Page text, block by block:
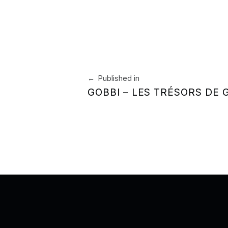
Navigation de l’article
Published in
GOBBI – LES TRÉSORS DE